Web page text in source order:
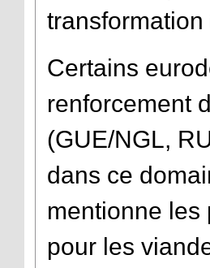
Certains
renforcement
(GUE/NGL,
dans ce
mentionne les
pour les